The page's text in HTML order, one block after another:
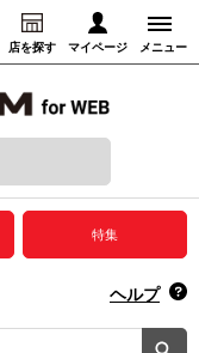
店を探す マイページ メニュー
録音からさがす
特集
ヘルプ